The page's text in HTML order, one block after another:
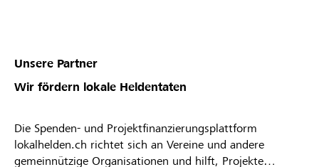
Unsere Partner
Wir fördern lokale Heldentaten
Die Spenden- und Projektfinanzierungsplattform
lokalhelden.ch richtet sich an Vereine und andere
gemeinnützige Organisationen und hilft, Projekte